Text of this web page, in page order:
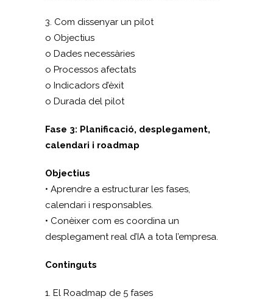
3. Com dissenyar un pilot
o Objectius
o Dades necessàries
o Processos afectats
o Indicadors d’èxit
o Durada del pilot
Fase 3: Planificació, desplegament,
calendari i roadmap
Objectius
• Aprendre a estructurar les fases,
calendari i responsables.
• Conèixer com es coordina un
desplegament real d’IA a tota l’empresa.
Continguts
1. El Roadmap de 5 fases